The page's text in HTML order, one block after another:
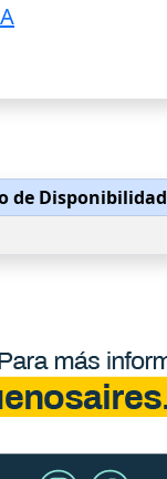
de Disponibilidad